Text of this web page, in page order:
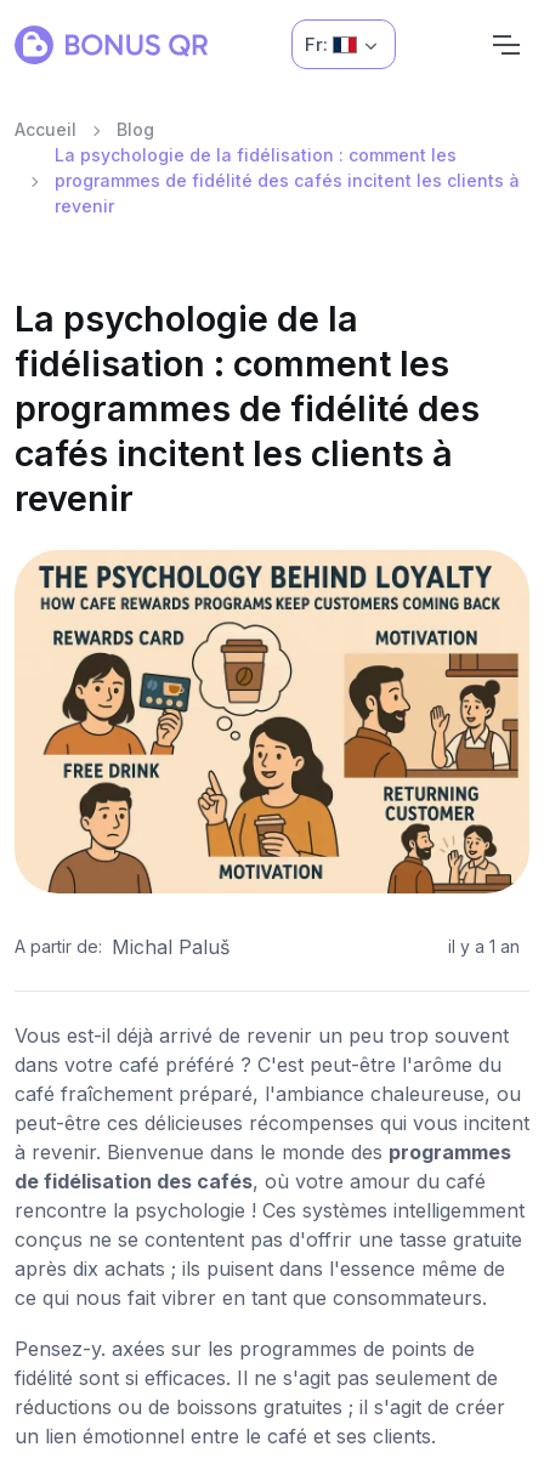
Fr:
Accueil
Blog
La psychologie de la fidélisation : comment les
programmes de fidélité des cafés incitent les clients à
revenir
La psychologie de la
fidélisation : comment les
programmes de fidélité des
cafés incitent les clients à
revenir
A partir de: Michal Paluš il y a 1 an
Vous est-il déjà arrivé de revenir un peu trop souvent
dans votre café préféré ? C'est peut-être l'arôme du
café fraîchement préparé, l'ambiance chaleureuse, ou
peut-être ces délicieuses récompenses qui vous incitent
à revenir. Bienvenue dans le monde des programmes
de fidélisation des cafés, où votre amour du café
rencontre la psychologie ! Ces systèmes intelligemment
conçus ne se contentent pas d'offrir une tasse gratuite
après dix achats ; ils puisent dans l'essence même de
ce qui nous fait vibrer en tant que consommateurs.
Pensez-y. axées sur les programmes de points de
fidélité sont si efficaces. Il ne s'agit pas seulement de
réductions ou de boissons gratuites ; il s'agit de créer
un lien émotionnel entre le café et ses clients.